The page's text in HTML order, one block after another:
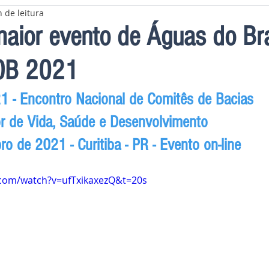
evento de Águas do
2021
de leitura
- Encontro Nacional de Comitês de Bacias
de Vida, Saúde e Desenvolvimento
de 2021 - Curitiba - PR - Evento on-line
watch?v=ufTxikaxezQ&t=20s